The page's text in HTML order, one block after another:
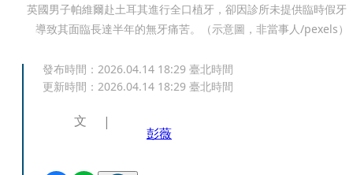
英國男子帕維爾赴土耳其進行全口植牙，卻因診所未提供臨時假牙
導致其面臨長達半年的無牙痛苦。（示意圖，非當事人/pexels）
發布時間： 2026.04.14 18:29 臺北時間
更新時間： 2026.04.14 18:29 臺北時間
文
彭薇